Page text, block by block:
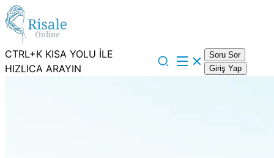
CTRL+K KISA YOLU İLE
HIZLICA ARAYIN
Soru Sor
Giriş Yap